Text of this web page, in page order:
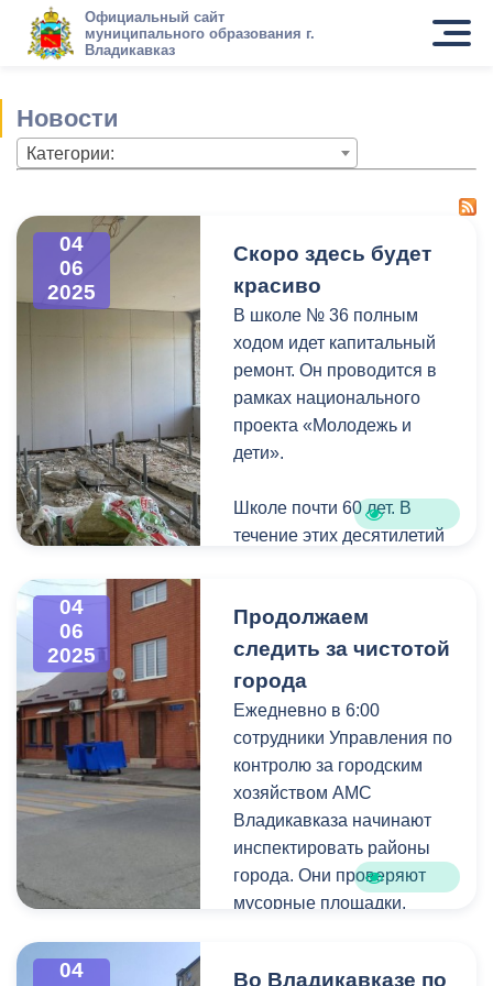
Официальный сайт
муниципального образования г.
Владикавказ
Новости
Категории:
04
06
2025
Скоро здесь будет
красиво
В школе № 36 полным
ходом идет капитальный
ремонт. Он проводится в
рамках национального
проекта «Молодежь и
дети».
Школе почти 60 лет. В
течение этих десятилетий
году специалисты
приступили к
двухгодичному циклу
ремонтных работ. Была
отремонтирована кровля
помещений.
В настоящий момент
ведутся работы в рамках
второго этапа. Строители
полов. Параллельно
04
06
2025
Продолжаем
следить за чистотой
города
Ежедневно в 6:00
сотрудники Управления по
контролю за городским
хозяйством АМС
Владикавказа начинают
инспектировать районы
города. Они проверяют
мусорные площадки,
04
Во Владикавказе по